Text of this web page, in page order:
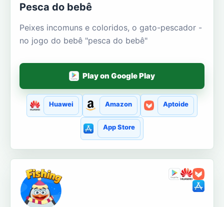
Pesca do bebê
Peixes incomuns e coloridos, o gato-pescador -
no jogo do bebê "pesca do bebê"
Play on Google Play
Huawei Amazon Aptoide
App Store